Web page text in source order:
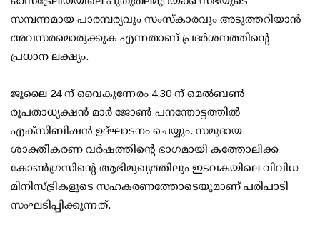
സമ്പന്നമായ പാരമ്പര്യവും സംസ്കാരവും അടുത്തറിയാൻ
അവസരമൊരുക്കുക എന്നതാണ് പ്രദർശനത്തിന്റെ
പ്രധാന ലക്ഷ്യം.
ജൂലൈ 24 ന് വൈകുന്നേരം 4.30 ന് മെൽബൺ
രൂപതാധ്യക്ഷൻ മാർ ജോൺ പനന്തോട്ടത്തിൽ
എക്സിബിഷൻ ഉദ്ഘാടനം ചെയ്യും. സമുദായ
ശാക്തീകരണ വർഷത്തിന്റെ ഭാഗമായി കത്തോലിക്ക
കോൺഗ്രസിന്റെ ആഭിമുഖ്യത്തിലും ഇടവകയിലെ വിവിധ
മിനിസ്ട്രികളുടെ സഹകരണത്തോടെയുമാണ് പരിപാടി
സംഘടിപ്പിക്കുന്നത്.